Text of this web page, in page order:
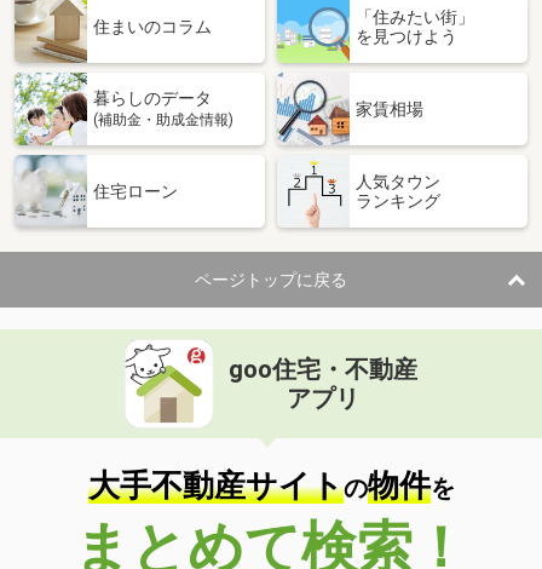
住まいのコラム
「住みたい街」
を見つけよう
暮らしのデータ
(補助金・助成金情報)
家賃相場
住宅ローン
人気タウン
ランキング
ページトップに戻る
goo住宅・不動産
アプリ
大手不動産サイトの物件を
まとめて検索！